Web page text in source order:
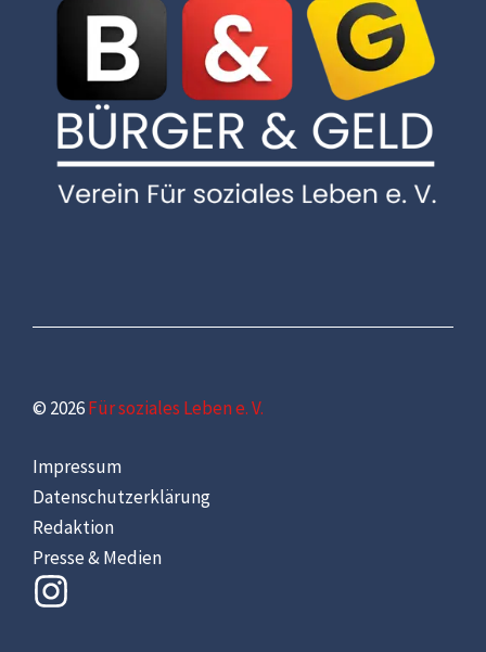
© 2026Für soziales Leben e. V.
Impressum
Datenschutzerklärung
Redaktion
Presse & Medien